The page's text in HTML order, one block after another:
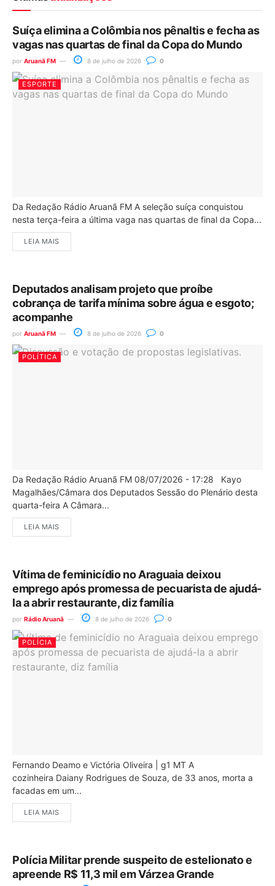
Suíça elimina a Colômbia nos pênaltis e fecha as
vagas nas quartas de final da Copa do Mundo
por Aruanã FM 8 de julho de 2026 0
ESPORTE
Da Redação Rádio Aruanã FM A seleção suíça conquistou
nesta terça-feira a última vaga nas quartas de final da Copa...
LEIA MAIS
Deputados analisam projeto que proíbe
cobrança de tarifa mínima sobre água e esgoto;
acompanhe
por Aruanã FM 8 de julho de 2026 0
POLÍTICA
Da Redação Rádio Aruanã FM 08/07/2026 - 17:28 Kayo
Magalhães/Câmara dos Deputados Sessão do Plenário desta
quarta-feira A Câmara...
LEIA MAIS
Vítima de feminicídio no Araguaia deixou
emprego após promessa de pecuarista de ajudá-
la a abrir restaurante, diz família
por Rádio Aruanã 8 de julho de 2026 0
POLÍCIA
Fernando Deamo e Victória Oliveira | g1 MT A
cozinheira Daiany Rodrigues de Souza, de 33 anos, morta a
facadas em um...
LEIA MAIS
Polícia Militar prende suspeito de estelionato e
apreende R$ 11,3 mil em Várzea Grande